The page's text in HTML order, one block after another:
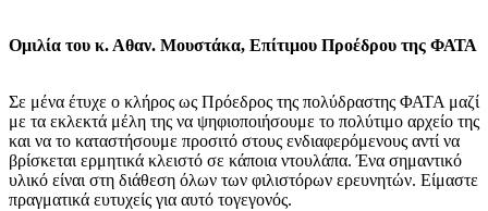
Ομιλία του κ. Αθαν. Μουστάκα, Επίτιμου Προέδρου της ΦΑΤΑ
Σε μένα έτυχε ο κλήρος ως Πρόεδρος της πολύδραστης ΦΑΤΑ μαζί
με τα εκλεκτά μέλη της να ψηφιοποιήσουμε το πολύτιμο αρχείο της
και να το καταστήσουμε προσιτό στους ενδιαφερόμενους αντί να
βρίσκεται ερμητικά κλειστό σε κάποια ντουλάπα. Ένα σημαντικό
υλικό είναι στη διάθεση όλων των φιλιστόρων ερευνητών. Είμαστε
πραγματικά ευτυχείς για αυτό τογεγονός.